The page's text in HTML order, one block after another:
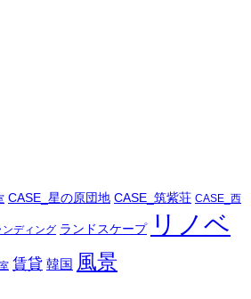
CASE_星の原団地 CASE_筑紫荘 CASE_西
ンディング ランドスケープ リノベ
賃貸 韓国 風景